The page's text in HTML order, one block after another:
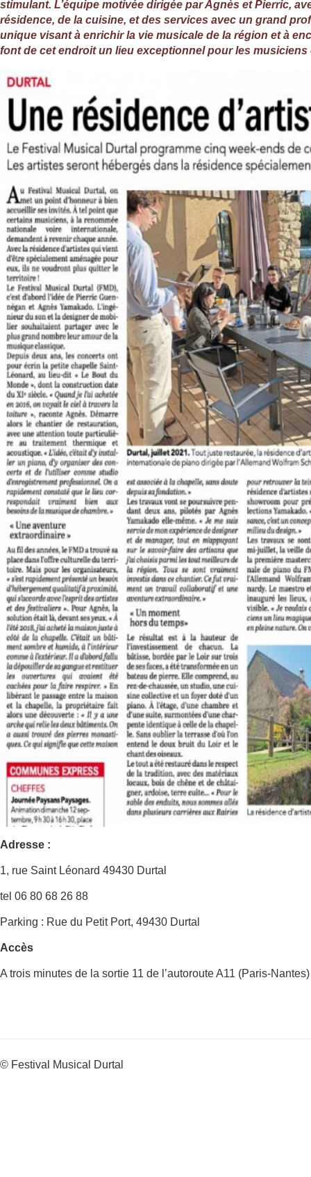
stimulant. L’équipe motivée dirigée par Agnès et Pierric,
résidence, de la cuisine, et des services avec un grand
unique visant à enrichir la vie musicale de la région et à
font de cet endroit un lieu exceptionnel pour les
Adresse :
1, rue Saint Léonard 49430 Durtal
tel 06 80 68 26 88
Parking : Rue du Petit Port, 49430 Durtal
Accès
A trois minutes de la sortie 11 de l’autoroute A11 (Paris-Nantes)
© Festival Musical Durtal